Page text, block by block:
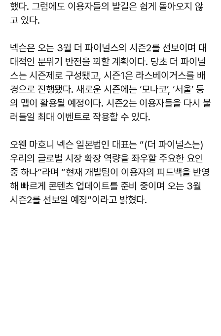
했다. 그럼에도 이용자들의 발길은 쉽게 돌아오지 않
고 있다.
넥슨은 오는 3월 더 파이널스의 시즌2를 선보이며 대
대적인 분위기 반전을 꾀할 계획이다. 당초 더 파이널
스는 시즌제로 구성됐고, 시즌1은 라스베이거스를 배
경으로 진행됐다. 새로운 시즌에는 ‘모나코’, ‘서울’ 등
의 맵이 활용될 예정이다. 시즌2는 이용자들을 다시 불
러들일 최대 이벤트로 작용할 수 있다.
오웬 마호니 넥슨 일본법인 대표는 “(더 파이널스는)
우리의 글로벌 시장 확장 역량을 좌우할 주요한 요인
중 하나”라며 “현재 개발팀이 이용자의 피드백을 반영
해 빠르게 콘텐츠 업데이트를 준비 중이며 오는 3월
시즌2를 선보일 예정”이라고 밝혔다.